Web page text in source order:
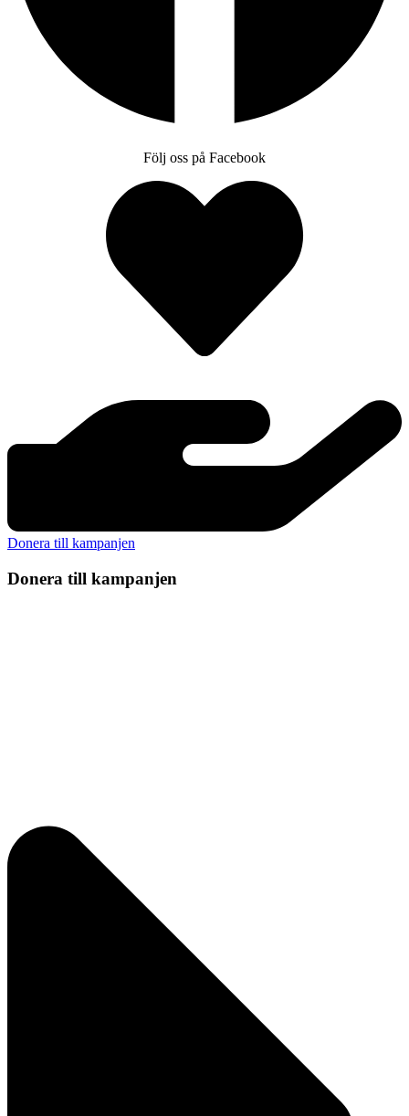
Följ oss på Facebook
Donera till kampanjen
Donera till kampanjen